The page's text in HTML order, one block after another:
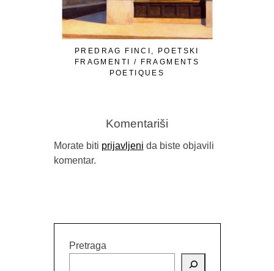
PREDRAG FINCI, POETSKI
FRAGMENTI / FRAGMENTS
POETIQUES
Komentariši
Morate biti prijavljeni da biste objavili
komentar.
Pretraga